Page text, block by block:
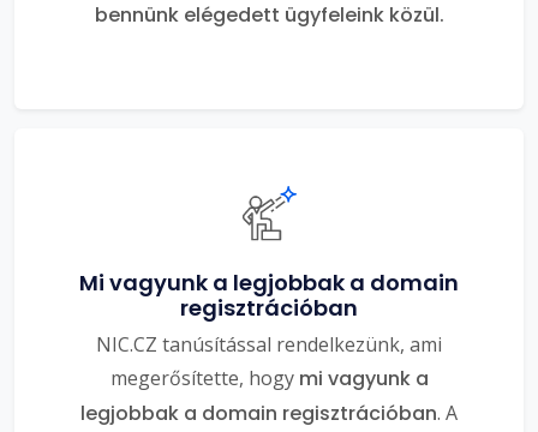
bennünk elégedett ügyfeleink közül.
Mi vagyunk a legjobbak a domain
regisztrációban
NIC.CZ tanúsítással rendelkezünk, ami
megerősítette, hogy mi vagyunk a
legjobbak a domain regisztrációban. A